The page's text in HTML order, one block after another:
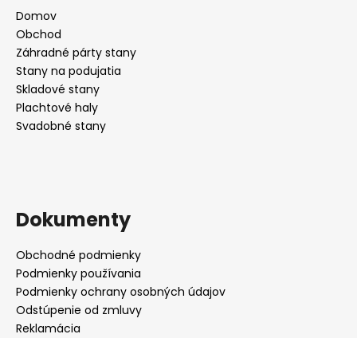
Domov
Obchod
Záhradné párty stany
Stany na podujatia
Skladové stany
Plachtové haly
Svadobné stany
Dokumenty
Obchodné podmienky
Podmienky používania
Podmienky ochrany osobných údajov
Odstúpenie od zmluvy
Reklamácia